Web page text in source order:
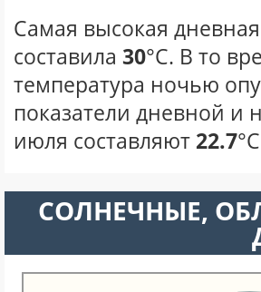
Самая высокая
составила 30°С. В то
температура ночью
показатели дневной и
июля составляют 22.7
CОЛНЕЧНЫЕ,